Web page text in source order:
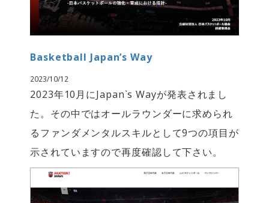
Basketball Japan’s Way
2023/10/12
2023年10月にJapan`s Wayが発表されまし
た。その中ではオールラウンダーに求められ
るファンダメンタルスキルとして9つの項目が
示されていますので再度確認して下さい。